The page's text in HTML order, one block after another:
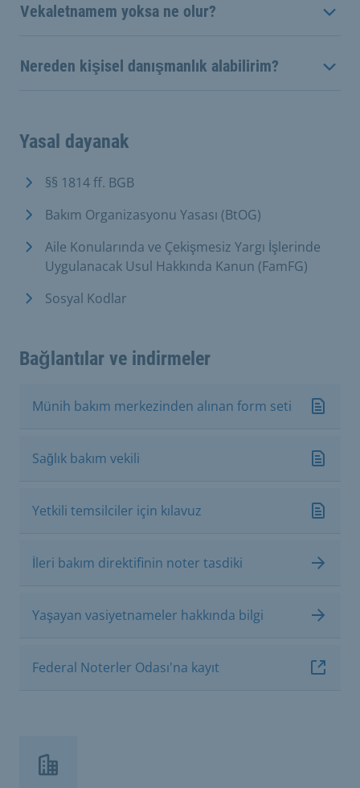
Vekaletnamem yoksa ne olur?
Nereden kişisel danışmanlık alabilirim?
Yasal dayanak
§§ 1814 ff. BGB
Bakım Organizasyonu Yasası (BtOG)
Aile Konularında ve Çekişmesiz Yargı İşlerinde
Uygulanacak Usul Hakkında Kanun (FamFG)
Sosyal Kodlar
Bağlantılar ve indirmeler
Münih bakım merkezinden alınan form seti
Sağlık bakım vekili
Yetkili temsilciler için kılavuz
İleri bakım direktifinin noter tasdiki
Yaşayan vasiyetnameler hakkında bilgi
Federal Noterler Odası'na kayıt